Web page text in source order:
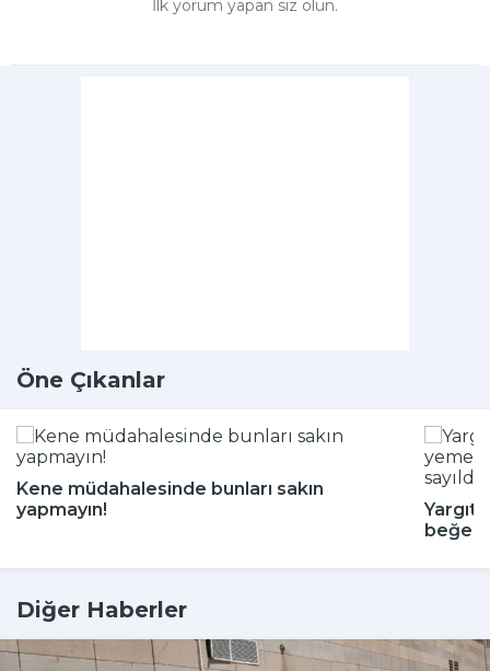
İlk yorum yapan siz olun.
Öne Çıkanlar
Kene müdahalesinde bunları sakın
yapmayın!
Diğer Haberler